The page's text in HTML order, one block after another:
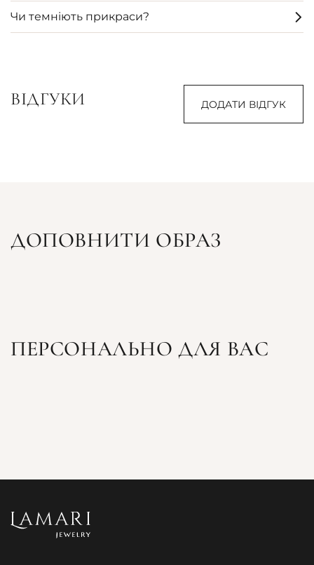
Чи темніють прикраси?
ВІДГУКИ ДОДАТИ ВІДГУК
ДОПОВНИТИ ОБРАЗ
ПЕРСОНАЛЬНО ДЛЯ ВАС